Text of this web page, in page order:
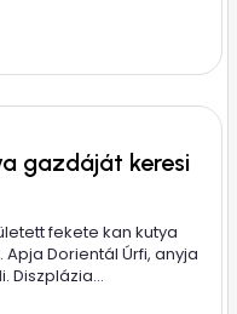
gazdáját keresi
fekete kan kutya
Dorientál Úrfi, anyja
Diszplázia...